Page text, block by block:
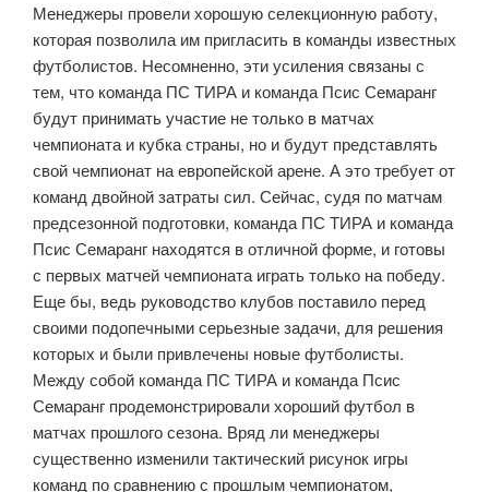
Менеджеры провели хорошую селекционную работу,
которая позволила им пригласить в команды известных
футболистов. Несомненно, эти усиления связаны с
тем, что команда ПС ТИРА и команда Псис Семаранг
будут принимать участие не только в матчах
чемпионата и кубка страны, но и будут представлять
свой чемпионат на европейской арене. А это требует от
команд двойной затраты сил. Сейчас, судя по матчам
предсезонной подготовки, команда ПС ТИРА и команда
Псис Семаранг находятся в отличной форме, и готовы
с первых матчей чемпионата играть только на победу.
Еще бы, ведь руководство клубов поставило перед
своими подопечными серьезные задачи, для решения
которых и были привлечены новые футболисты.
Между собой команда ПС ТИРА и команда Псис
Семаранг продемонстрировали хороший футбол в
матчах прошлого сезона. Вряд ли менеджеры
существенно изменили тактический рисунок игры
команд по сравнению с прошлым чемпионатом,